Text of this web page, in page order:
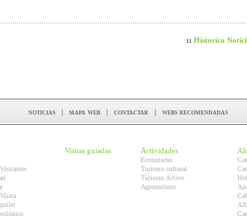
:: Historico
noticias | mapa web | contactar | webs recomendadas
Visitas guiadas Actividades
Ecoturismo
Turismo cultural
Turismo Activo
Agroturismo